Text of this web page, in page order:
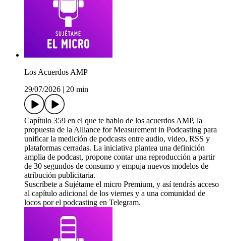
Los Acuerdos AMP
29/07/2026
20 min
Capítulo 359 en el que te hablo de los acuerdos AMP, la
propuesta de la Alliance for Measurement in Podcasting para
unificar la medición de podcasts entre audio, video, RSS y
plataformas cerradas. La iniciativa plantea una definición
amplia de podcast, propone contar una reproducción a partir
de 30 segundos de consumo y empuja nuevos modelos de
atribución publicitaria.
Suscríbete a Sujétame el micro Premium, y así tendrás acceso
al capítulo adicional de los viernes y a una comunidad de
locos por el podcasting en Telegram.